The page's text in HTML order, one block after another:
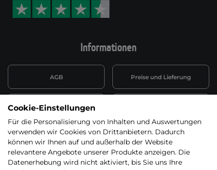
Informationen
AGB Preise und Lieferung
Datenschutzerklärung
Wiederufsbelehrung mit Link
zum Formular
Batterieentsorgung
Informationen zu Elektro-
und Elektonikgeräten
Widerruf erklären
Cookie-Einstellungen
Für die Personalisierung von Inhalten und Auswertungen
verwenden wir Cookies von Drittanbietern. Dadurch
können wir Ihnen auf und außerhalb der Website
relevantere Angebote unserer Produkte anzeigen. Die
Datenerhebung wird nicht aktiviert, bis Sie uns Ihre